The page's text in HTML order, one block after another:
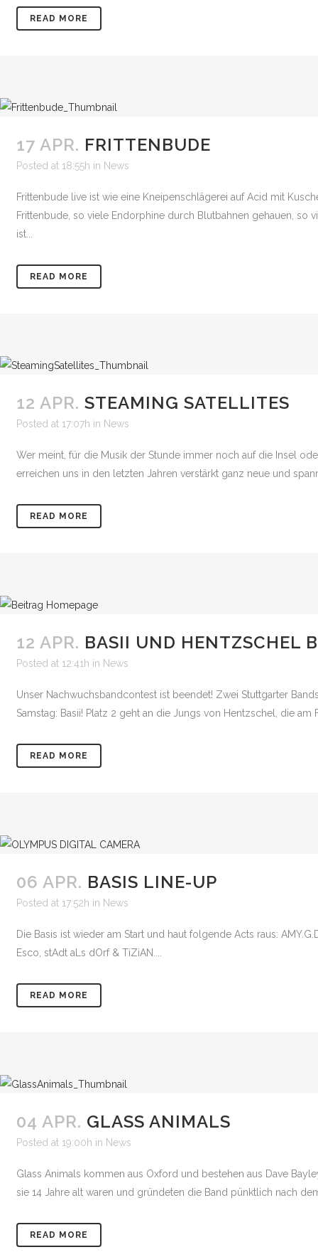
READ MORE
17 APR. FRITTENBUDE
Posted at 18:55h in News
Frittenbude live ist wie eine Kneipenschlägerei auf Acid mit
Frittenbude, so viele Endorphine durch Blutbahnen gehauen, so
ist...
READ MORE
12 APR. STEAMING SATELLITES
Posted at 17:07h in News
Wer meint, für die Musik der Stunde immer noch auf die Insel
erreichen uns in den letzten Jahren verstärkt ganz neue und
READ MORE
12 APR. BASII UND HENTZSCHEL
Posted at 12:41h in News
Unser Nachwuchsbandcontest ist beendet! Zwei Stuttgarter
Samstag: Basii! Platz 2 geht an die Jungs von Hentzschel, die
READ MORE
06 APR. BASIS LINE-UP
Posted at 17:52h in News
Die Basis ist wieder am Start und haut folgende Acts raus:
Esco, stAdt aLs dOrf & TiZiAN....
READ MORE
04 APR. GLASS ANIMALS
Posted at 19:00h in News
Glass Animals kommen aus Oxford und bestehen aus Dave
sie 14 Jahre alt waren und gründeten die Band pünktlich nach
READ MORE